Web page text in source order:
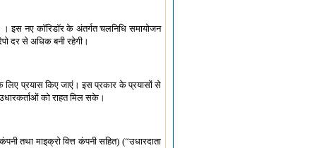
। इस नए कॉरिडॉर के अंतर्गत चलनिधि समायोजन
दर से अधिक बनी रहेगी।
प्रयास किए जाएं। इस प्रकार के प्रयासों से
को राहत मिल सके।
तथा माइक्रो वित्त कंपनी सहित) (“उधारदाता